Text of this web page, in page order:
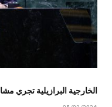
الخارجية البرازيلية تجري